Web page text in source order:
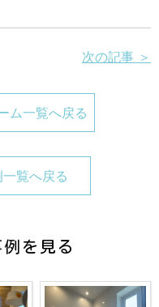
次の記事 ＞
ム一覧へ戻る
覧へ戻る
を見る